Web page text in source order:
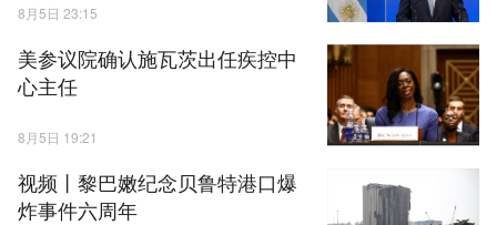
8月5日 23:15
美参议院确认施瓦茨出任疾控中
心主任
8月5日 19:21
视频丨黎巴嫩纪念贝鲁特港口爆
炸事件六周年